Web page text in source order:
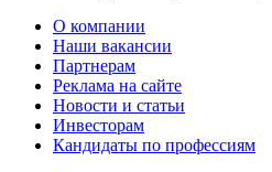
О компании
Наши вакансии
Партнерам
Реклама на сайте
Новости и статьи
Инвесторам
Кандидаты по профессиям